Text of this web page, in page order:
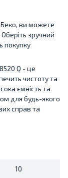
ви можете
зручний
покупку
Q - це
чистоту та
ємність та
для будь-якого
справ та
10